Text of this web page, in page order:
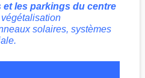
les parkings du centre
solaires, systèmes